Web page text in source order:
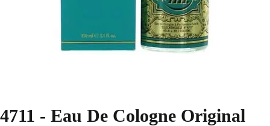
4711 - Eau De Cologne Original